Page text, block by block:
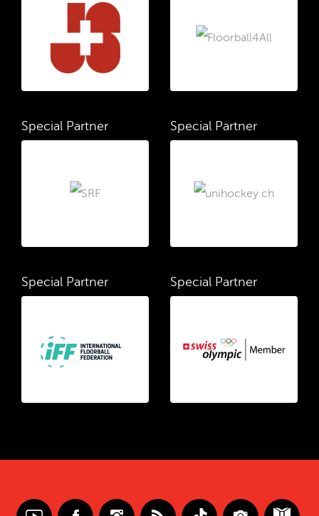
Special Partner Special Partner
Special Partner Special Partner